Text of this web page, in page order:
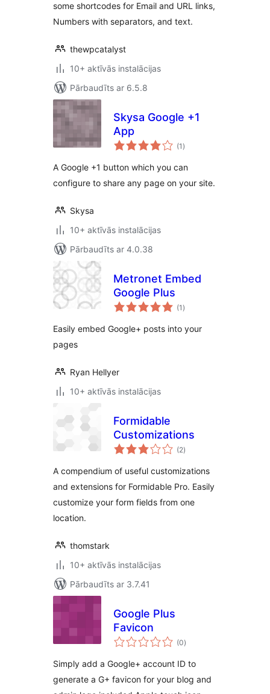
some shortcodes for Email and URL links,
Numbers with separators, and text.
thewpcatalyst
10+ aktīvās instalācijas
Pārbaudīts ar 6.5.8
Skysa Google +1
App
(1 vērtējumu
kopsumma
)
A Google +1 button which you can
configure to share any page on your site.
Skysa
10+ aktīvās instalācijas
Pārbaudīts ar 4.0.38
Metronet Embed
Google Plus
(1 vērtējumu
kopsumma
)
Easily embed Google+ posts into your
pages
Ryan Hellyer
10+ aktīvās instalācijas
Formidable
Customizations
(2vērtējumu
kopsumma
)
A compendium of useful customizations
and extensions for Formidable Pro. Easily
customize your form fields from one
location.
thomstark
10+ aktīvās instalācijas
Pārbaudīts ar 3.7.41
Google Plus
Favicon
(0vērtējumu
kopsumma
)
Simply add a Google+ account ID to
generate a G+ favicon for your blog and